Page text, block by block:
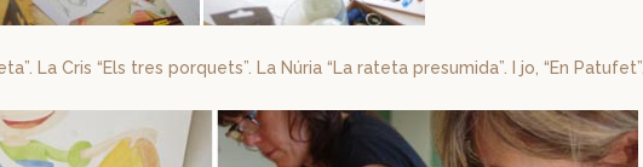
La Cris “Els tres porquets”. La Núria “La rateta presumida”. I jo, “En Patufet”.